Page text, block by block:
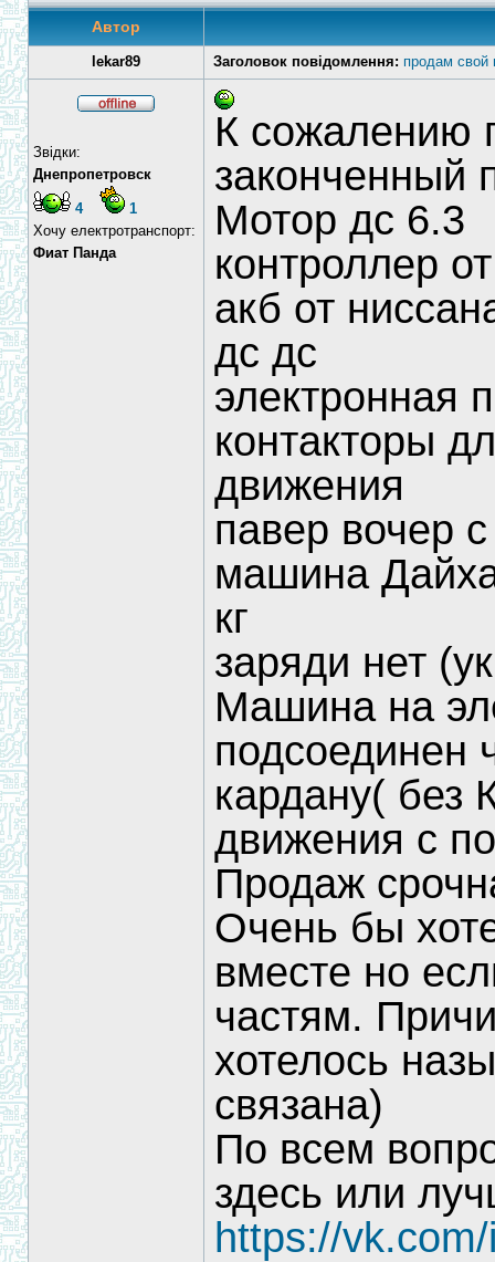
Автор
lekar89 Заголовок повідомлення: продам свой
Звідки:
Днепропетровск
4
1
Хочу електротранспорт:
Фиат Панда
К сожалению
законченный
Мотор дс 6.3
контроллер
акб от
дс дс
электронная
контакторы
движения
павер вочер
машина
кг
заряди нет
Машина на
подсоединен
кардану( без
движения с
Продаж
Очень бы
вместе но
частям.
хотелось
связана)
По всем
здесь или
https://